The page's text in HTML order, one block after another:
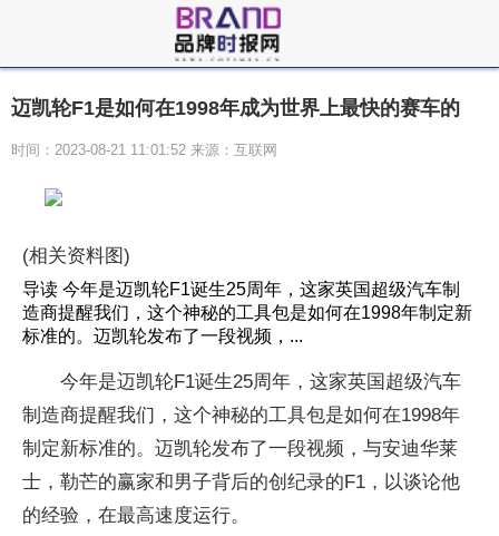
迈凯轮F1是如何在1998年成为世界上最快的赛车的
时间：2023-08-21 11:01:52 来源：互联网
(相关资料图)
导读 今年是迈凯轮F1诞生25周年，这家英国超级汽车制
造商提醒我们，这个神秘的工具包是如何在1998年制定新
标准的。迈凯轮发布了一段视频，...
今年是迈凯轮F1诞生25周年，这家英国超级汽车
制造商提醒我们，这个神秘的工具包是如何在1998年
制定新标准的。迈凯轮发布了一段视频，与安迪华莱
士，勒芒的赢家和男子背后的创纪录的F1，以谈论他
的经验，在最高速度运行。